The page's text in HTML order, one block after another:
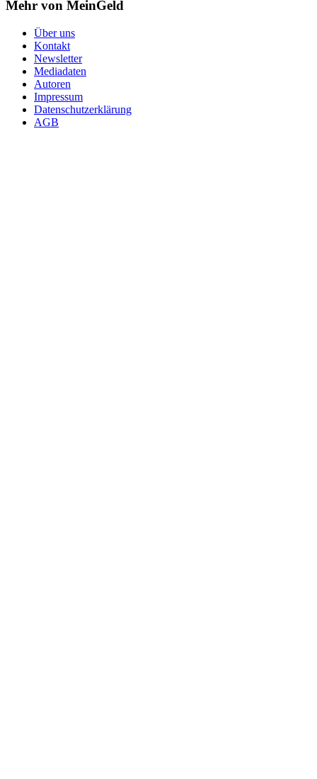
Mehr von MeinGeld
Über uns
Kontakt
Newsletter
Mediadaten
Autoren
Impressum
Datenschutzerklärung
AGB